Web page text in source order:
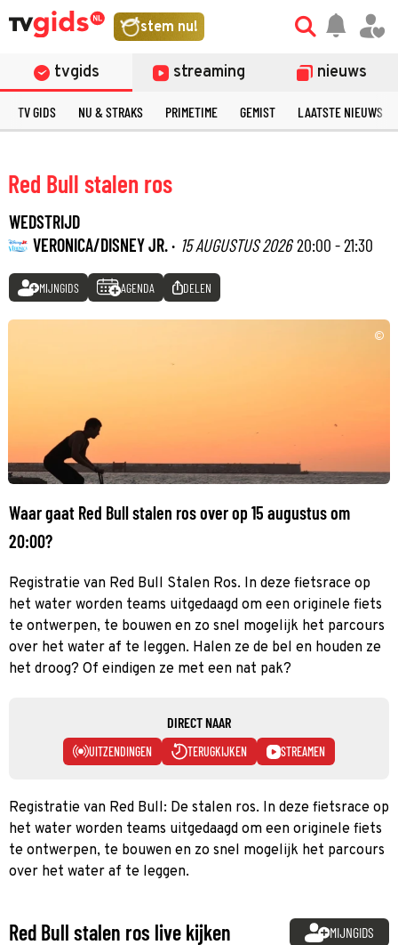
stem nu!
tvgids streaming nieuws
TV GIDS NU & STRAKS PRIMETIME GEMIST LAATSTE NIEUWS
Red Bull stalen ros
WEDSTRIJD
VERONICA/DISNEY JR. · 15 AUGUSTUS 2026 20:00 - 21:30
MIJNGIDS AGENDA DELEN
©
Waar gaat Red Bull stalen ros over op 15 augustus om
20:00?
Registratie van Red Bull Stalen Ros. In deze fietsrace op
het water worden teams uitgedaagd om een originele fiets
te ontwerpen, te bouwen en zo snel mogelijk het parcours
over het water af te leggen. Halen ze de bel en houden ze
het droog? Of eindigen ze met een nat pak?
DIRECT NAAR
UITZENDINGEN TERUGKIJKEN STREAMEN
Registratie van Red Bull: De stalen ros. In deze fietsrace op
het water worden teams uitgedaagd om een originele fiets
te ontwerpen, te bouwen en zo snel mogelijk het parcours
over het water af te leggen.
Red Bull stalen ros live kijken MIJNGIDS